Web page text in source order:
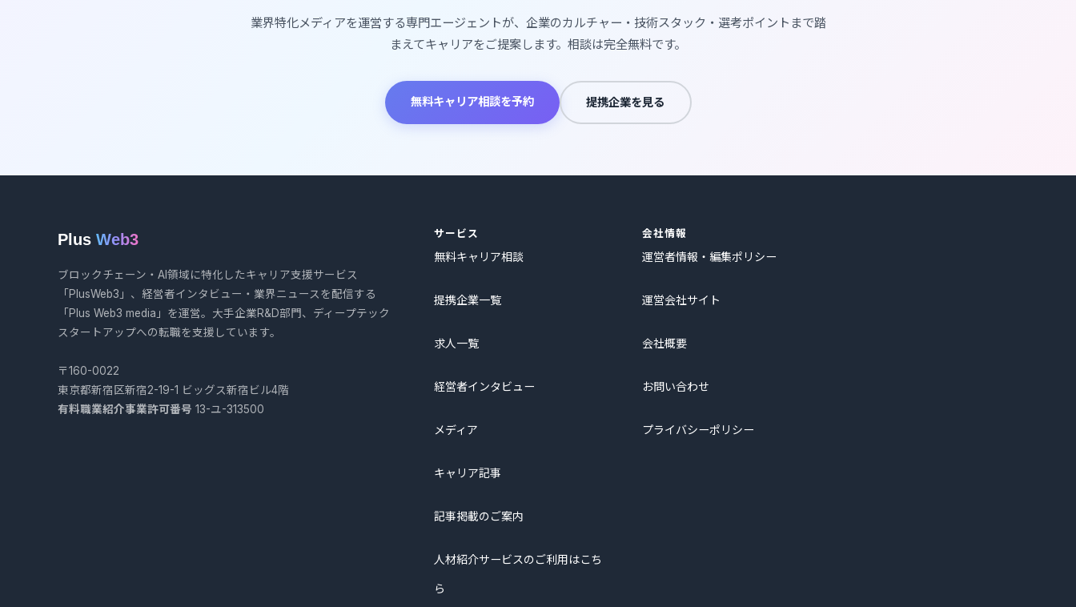
業界特化メディアを運営する専門エージェントが、企業のカルチャー・技術スタック・選考ポイントまで踏
まえてキャリアをご提案します。相談は完全無料です。
無料キャリア相談を予約 提携企業を見る
Plus Web3
ブロックチェーン・AI領域に特化したキャリア支援サービス
「PlusWeb3」、経営者インタビュー・業界ニュースを配信する
「Plus Web3 media」を運営。大手企業R&D部門、ディープテック
スタートアップへの転職を支援しています。
〒160-0022
東京都新宿区新宿2-19-1 ビッグス新宿ビル4階
有料職業紹介事業許可番号 13-ユ-313500
サービス
無料キャリア相談
提携企業一覧
求人一覧
経営者インタビュー
メディア
キャリア記事
記事掲載のご案内
人材紹介サービスのご利用はこち
ら
会社情報
運営者情報・編集ポリシー
運営会社サイト
会社概要
お問い合わせ
プライバシーポリシー